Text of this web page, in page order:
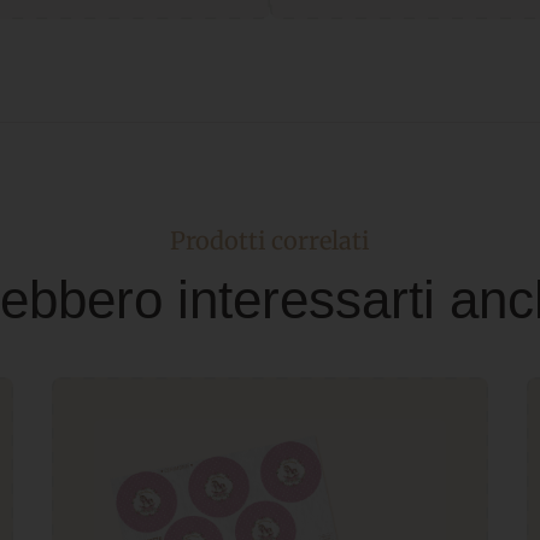
interessarti